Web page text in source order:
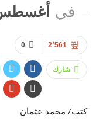
في أغسطس 25,
0 2٬561
شارك
كتب/ محمد عثمان